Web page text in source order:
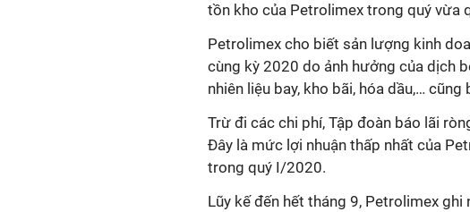
tồn kho của Petrolimex trong quý vừa
Petrolimex cho biết sản lượng kinh
cùng kỳ 2020 do ảnh hưởng của dịch
nhiên liệu bay, kho bãi, hóa dầu,… cũng
Trừ đi các chi phí, Tập đoàn báo lãi
Đây là mức lợi nhuận thấp nhất của
trong quý I/2020.
Lũy kế đến hết tháng 9, Petrolimex